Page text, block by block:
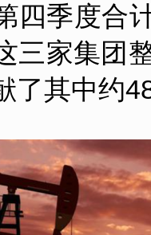
四季度合
三家集团
了其中约